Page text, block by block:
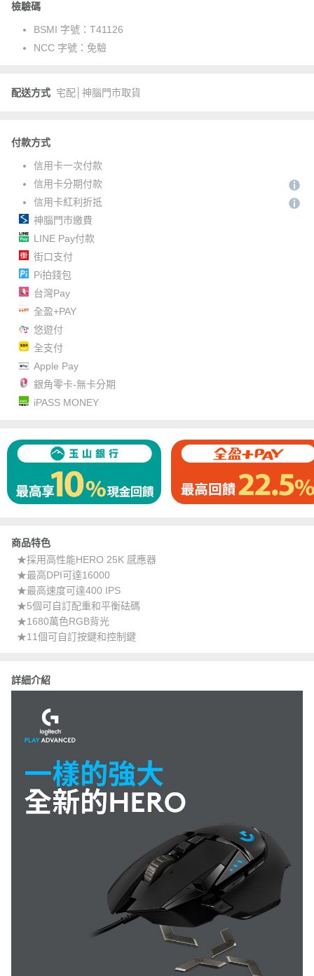
檢驗碼
BSMI 字號： T41126
NCC 字號： 免驗
配送方式 宅配│神腦門市取貨
付款方式
信用卡一次付款
信用卡分期付款
信用卡紅利折抵
神腦門市繳費
LINE Pay付款
街口支付
Pi拍錢包
台灣Pay
全盈+PAY
悠遊付
全支付
Apple Pay
銀角零卡-無卡分期
iPASS MONEY
商品特色
★採用高性能HERO 25K 感應器
★最高DPI可達16000
★最高速度可達400 IPS
★5個可自訂配重和平衡砝碼
★1680萬色RGB背光
★11個可自訂按鍵和控制鍵
詳細介紹